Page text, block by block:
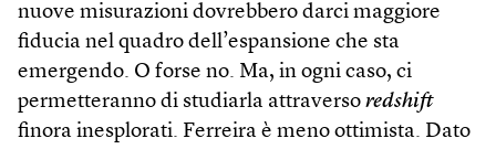
nuove misurazioni dovrebbero darci maggiore
fiducia nel quadro dell’espansione che sta
emergendo. O forse no. Ma, in ogni caso, ci
permetteranno di studiarla attraverso redshift
finora inesplorati. Ferreira è meno ottimista. Dato